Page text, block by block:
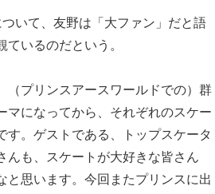
いて、友野は「大ファン」だと語
いるのだという。
（プリンスアースワールドでの）群
マになってから、それぞれのスケー
す。ゲストである、トップスケータ
んも、スケートが大好きな皆さん
と思います。今回またプリンスに出